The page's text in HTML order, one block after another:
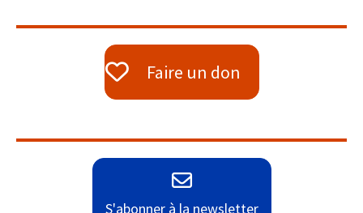
Faire un don
S'abonner à la newsletter